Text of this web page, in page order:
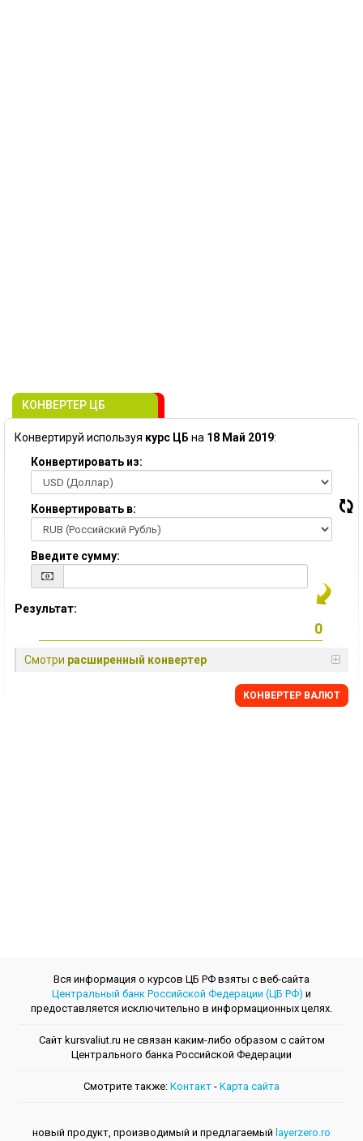
КОНВЕРТЕР ЦБ
Конвертируй используя курс ЦБ на 18 Май 2019:
Конвертировать из:
Конвертировать в:
Введите сумму:
Результат:
Смотри расширенный конвертер
КОНВЕРТЕР ВАЛЮТ
Вся информация о курсов ЦБ РФ взяты с веб-сайта
Центральный банк Российской Федерации (ЦБ РФ) и
предоставляется исключительно в информационных целях.
Сайт kursvaliut.ru не связан каким-либо образом с сайтом
Центрального банкa Российской Федерации
Смотрите также: Контакт - Kарта сайта
новый продукт, производимый и предлагаемый layerzero.ro